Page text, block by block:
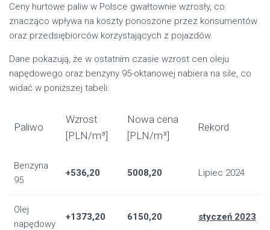
Ceny hurtowe paliw w Polsce gwałtownie wzrosły, co
znacząco wpływa na koszty ponoszone przez konsumentów
oraz przedsiębiorców korzystających z pojazdów.
Dane pokazują, że w ostatnim czasie wzrost cen oleju
napędowego oraz benzyny 95-oktanowej nabiera na sile, co
widać w poniższej tabeli:
Paliwo
Wzrost
[PLN/m³]
Nowa cena
[PLN/m³]
Rekord
Benzyna
95
+536,20 5008,20 Lipiec 2024
Olej
napędowy
+1373,20 6150,20 styczeń 2023